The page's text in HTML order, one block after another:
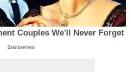
Couples We'll Never Forget
Brainberries